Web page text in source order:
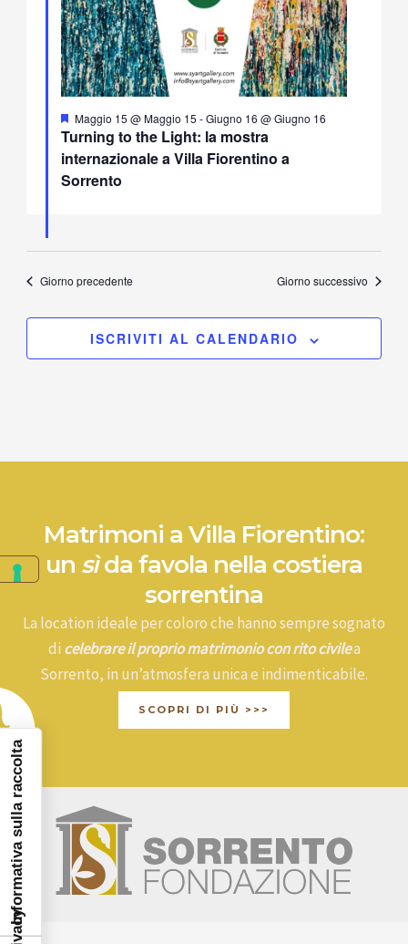
Turning to the Light: la mostra
internazionale a Villa Fiorentino a
Sorrento
Segnalati
Maggio 15 @ Maggio 15 -Giugno 16 @ Giugno 16
Giorno precedente Giorno successivo
ISCRIVITI AL CALENDARIO
Matrimoni a Villa Fiorentino:
un sìda favola nella costiera
sorrentina
La location ideale per coloro che hanno sempre sognato
di celebrare il proprio matrimonio con rito civilea
Sorrento, in un’atmosfera unica e indimenticabile.
SCOPRI DI PIÙ >>>
Informativa sulla raccolta